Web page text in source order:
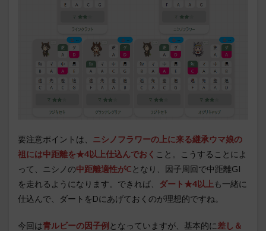
要注意ポイントは、 ニシノフラワーの上に来る継承ウマ娘の
祖には中距離を★4以上仕込んでおく こと。こうすることによ
って、ニシノの中距離適性がCとなり、因子周回で中距離GI
を走れるようになります。できれば、 ダート★4以上 も一緒に
仕込んで、ダートをDにあげておくのが理想的ですね。
今回は青ルビーの因子例となっていますが、基本的に差し＆